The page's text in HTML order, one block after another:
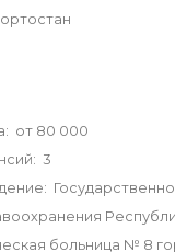
от 80 000
3
больница № 8